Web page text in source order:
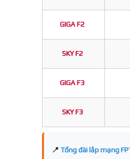
GIGA F2
SKY F2
GIGA F3
SKY F3
📍 Tổng đài lắp mạng